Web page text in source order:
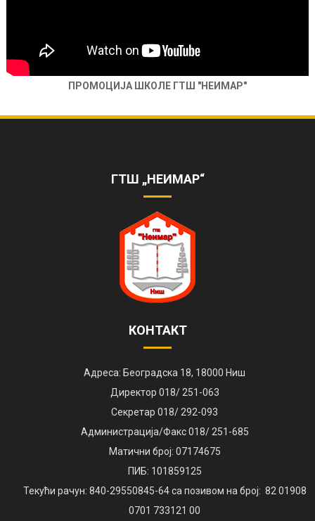
ПРОМОЦИЈА ШКОЛЕ ГТШ "НЕИМАР"
ZVANI%C4%8CNIKANAL
ГТШ „НЕИМАР“
КОНТАКТ
Адреса: Београдска 18, 18000 Ниш
Директор 018/ 251-063
Секретар 018/ 292-093
Администрација/Факс 018/ 251-685
Матични број: 07174675
ПИБ: 101859125
Текући рачун: 840-29550845-64 са позивом на број: 82 01908
0701 733121 00